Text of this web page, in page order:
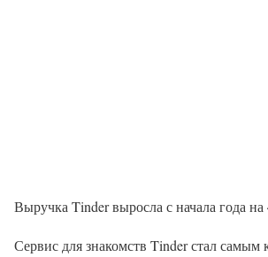
Выручка Tinder выросла с начала года на
Сервис для знакомств Tinder стал самым